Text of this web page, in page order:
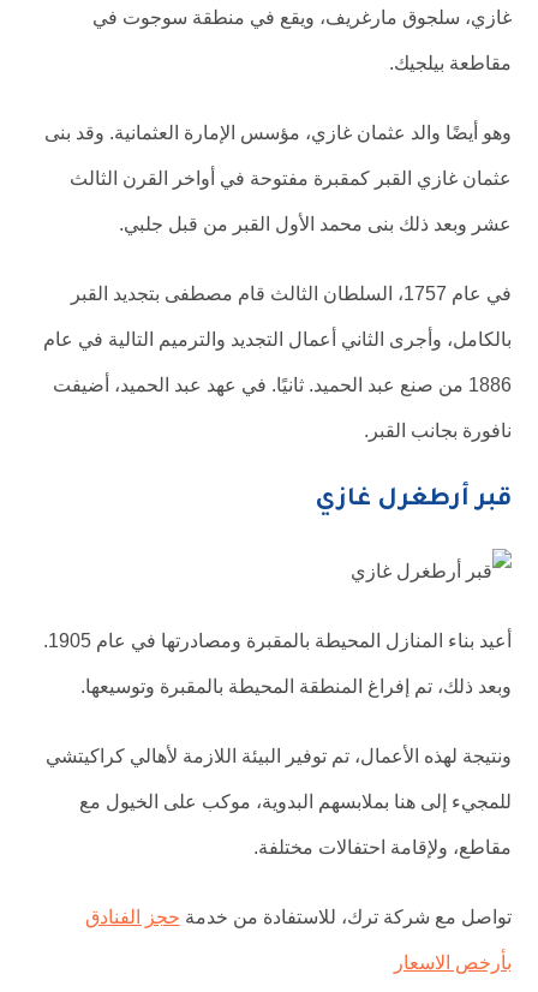
غازي، سلجوق مارغريف، ويقع في منطقة سوجوت في
مقاطعة بيلجيك.
وهو أيضًا والد عثمان غازي، مؤسس الإمارة العثمانية. وقد بنى
عثمان غازي القبر كمقبرة مفتوحة في أواخر القرن الثالث
عشر وبعد ذلك بنى محمد الأول القبر من قبل جلبي.
في عام 1757، السلطان الثالث قام مصطفى بتجديد القبر
بالكامل، وأجرى الثاني أعمال التجديد والترميم التالية في عام
1886 من صنع عبد الحميد. ثانيًا. في عهد عبد الحميد، أضيفت
نافورة بجانب القبر.
قبر أرطغرل غازي
أعيد بناء المنازل المحيطة بالمقبرة ومصادرتها في عام 1905.
وبعد ذلك، تم إفراغ المنطقة المحيطة بالمقبرة وتوسيعها.
ونتيجة لهذه الأعمال، تم توفير البيئة اللازمة لأهالي كراكيتشي
للمجيء إلى هنا بملابسهم البدوية، موكب على الخيول مع
مقاطع، ولإقامة احتفالات مختلفة.
تواصل مع شركة ترك، للاستفادة من خدمة حجز الفنادق
بأرخص الاسعار